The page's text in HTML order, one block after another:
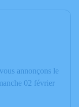
annonçons le
02 février